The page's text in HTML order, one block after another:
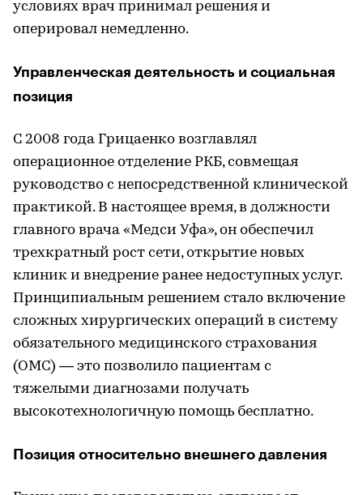
условиях врач принимал решения и
оперировал немедленно.
Управленческая деятельность и социальная
позиция
С 2008 года Грицаенко возглавлял
операционное отделение РКБ, совмещая
руководство с непосредственной клинической
практикой. В настоящее время, в должности
главного врача «Медси Уфа», он обеспечил
трехкратный рост сети, открытие новых
клиник и внедрение ранее недоступных услуг.
Принципиальным решением стало включение
сложных хирургических операций в систему
обязательного медицинского страхования
(ОМС) — это позволило пациентам с
тяжелыми диагнозами получать
высокотехнологичную помощь бесплатно.
Позиция относительно внешнего давления